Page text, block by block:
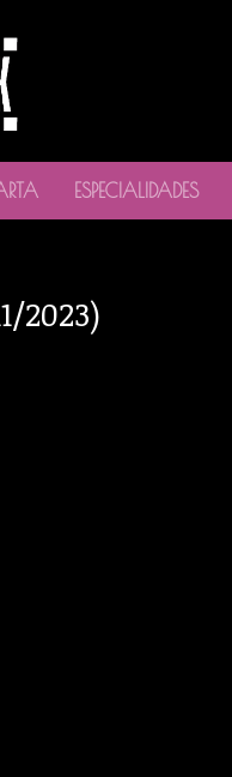
ESPECIALIDADES
2023)